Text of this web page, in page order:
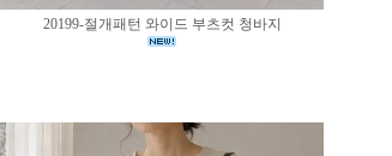
20199-절개패턴 와이드 부츠컷 청바지